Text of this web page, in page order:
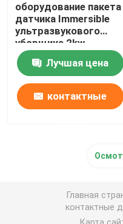
оборудование пакета
датчика Immersible
ультразвукового
уборщика 2kw
пьезоэлектрическое
Лучшая цена
контактные
Главная
контактные
Карта